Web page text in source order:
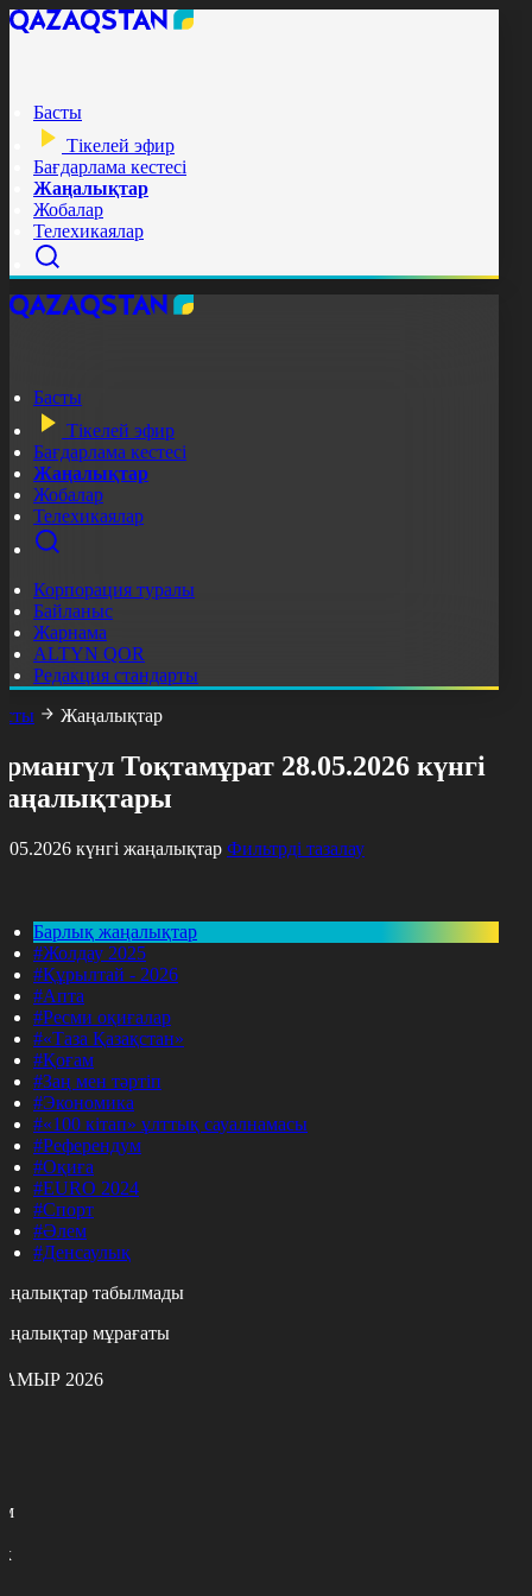
Басты
Тікелей эфир
Бағдарлама кестесі
Жаңалықтар
Жобалар
Телехикаялар
Басты
Тікелей эфир
Бағдарлама кестесі
Жаңалықтар
Жобалар
Телехикаялар
Корпорация туралы
Байланыс
Жарнама
ALTYN QOR
Редакция стандарты
Жаңалықтар
Тоқтамұрат 28.05.2026 күнгі
күнгі жаңалықтар Фильтрді тазалау
Барлық жаңалықтар
#Жолдау 2025
#Құрылтай - 2026
#Апта
#Ресми оқиғалар
#«Таза Қазақстан»
#Қоғам
#Заң мен тәртіп
#Экономика
#«100 кітап» ұлттық сауалнамасы
#Референдум
#Оқиға
#EURO 2024
#Спорт
#Әлем
#Денсаулық
табылмады
мұрағаты
2026